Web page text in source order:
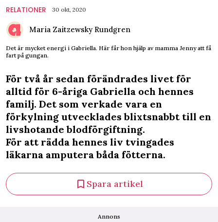
RELATIONER 30 okt, 2020
Maria Zaitzewsky Rundgren
Det är mycket energi i Gabriella. Här får hon hjälp av mamma Jenny att få
fart på gungan.
För två år sedan förändrades livet för
alltid för 6-åriga Gabriella och hennes
familj. Det som verkade vara en
förkylning utvecklades blixtsnabbt till en
livshotande blodförgiftning.
För att rädda hennes liv tvingades
läkarna amputera båda fötterna.
Spara artikel
Annons